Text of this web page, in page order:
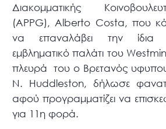
Διακομματικής
(APPG), Alberto Costa, που
να επαναλάβει την ίδια
εμβληματικό παλάτι του
πλευρά του ο Βρετανός
N. Huddleston, δήλωσε
αφού προγραμματίζει να
για 11η φορά.